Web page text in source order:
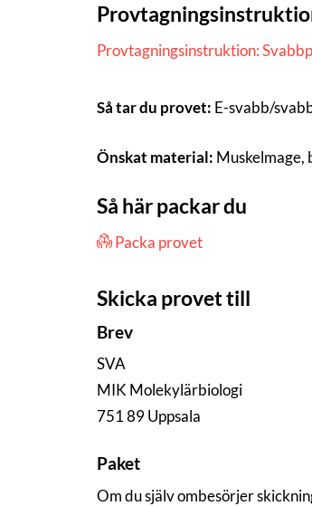
Provtagningsinstruktion:
Så tar du provet: E-svabb/
Önskat material: Muskelmage,
Så här packar du
Packa provet
Skicka provet till
Brev
SVA
MIK Molekylärbiologi
751 89 Uppsala
Paket
Om du själv ombesörjer